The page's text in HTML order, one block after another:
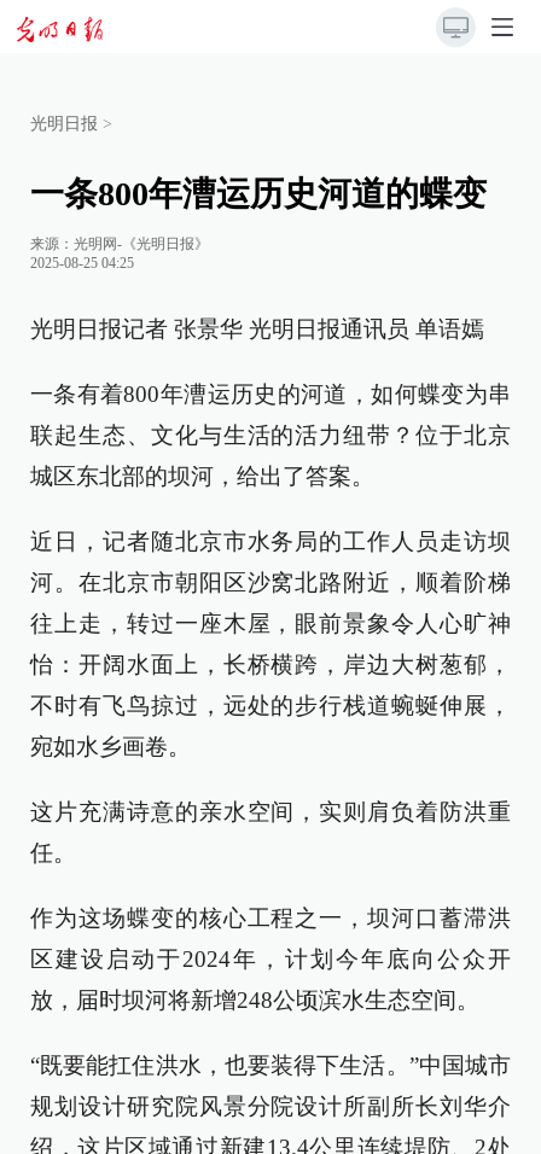
光明日报 >
一条800年漕运历史河道的蝶变
来源： 光明网-《光明日报》
2025-08-25 04:25
光明日报记者 张景华 光明日报通讯员 单语嫣
一条有着800年漕运历史的河道，如何蝶变为串
联起生态、文化与生活的活力纽带？位于北京
城区东北部的坝河，给出了答案。
近日，记者随北京市水务局的工作人员走访坝
河。在北京市朝阳区沙窝北路附近，顺着阶梯
往上走，转过一座木屋，眼前景象令人心旷神
怡：开阔水面上，长桥横跨，岸边大树葱郁，
不时有飞鸟掠过，远处的步行栈道蜿蜒伸展，
宛如水乡画卷。
这片充满诗意的亲水空间，实则肩负着防洪重
任。
作为这场蝶变的核心工程之一，坝河口蓄滞洪
区建设启动于2024年，计划今年底向公众开
放，届时坝河将新增248公顷滨水生态空间。
“既要能扛住洪水，也要装得下生活。”中国城市
规划设计研究院风景分院设计所副所长刘华介
绍，这片区域通过新建13.4公里连续堤防、2处